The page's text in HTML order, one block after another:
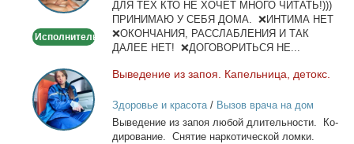
тела
Исполнитель
ДЛЯ ТЕХ КТО НЕ ХОЧЕТ МНОГО ЧИТАТЬ!)))
ПРИНИМАЮ У СЕБЯ ДОМА. ❌ИНТИМА НЕТ
❌ОКОНЧАНИЯ, РАССЛАБЛЕНИЯ И ТАК
ДАЛЕЕ НЕТ! ❌ДОГОВОРИТЬСЯ НЕ...
Выведение
из
запоя.
Капельница,
Вы­ве­де­ние из за­поя. Ка­пель­ни­ца, де­токс.
Здоровье и красота/ Вызов врача на дом
Вы­ве­де­ние из за­поя лю­бой дли­тель­но­сти. Ко­
ди­ро­ва­ние. Сня­тие нар­ко­ти­че­ской лом­ки.